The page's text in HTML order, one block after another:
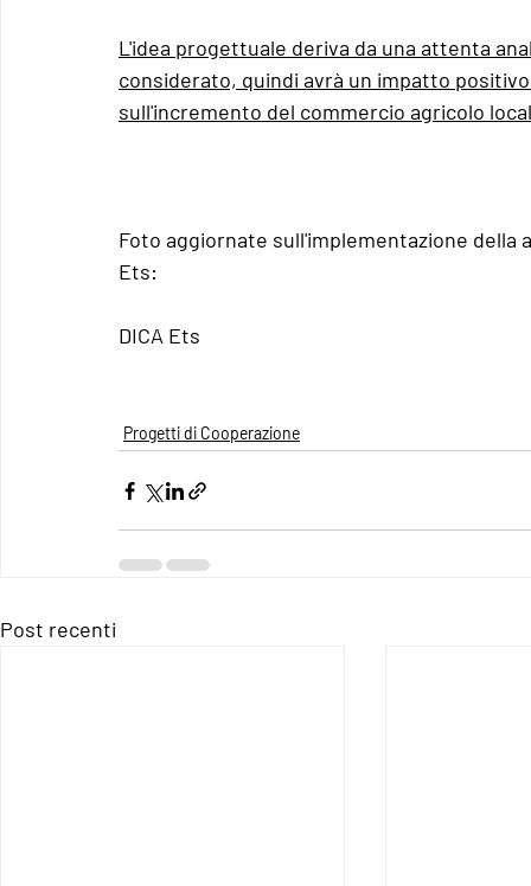
L'idea progettuale deriva da una attenta
considerato, quindi avrà un impatto
sull'incremento del commercio agricolo
Foto aggiornate sull'implementazione della
Ets:
DICA Ets
Progetti di Cooperazione
Post recenti